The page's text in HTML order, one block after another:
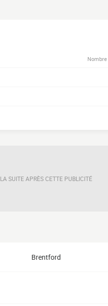
LA SUITE APRÈS CETTE PUBLICITÉ
Brentford